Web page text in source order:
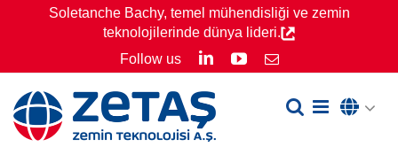
Soletanche Bachy, temel mühendisliği ve zemin
teknolojilerinde dünya lideri.
Follow us
LinkedInYouTube
Email